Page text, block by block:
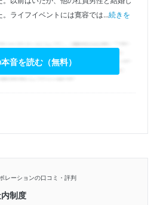
ライフイベントには寛容では...続きを
音を読む（無料）
レーションの口コミ・評判
制度